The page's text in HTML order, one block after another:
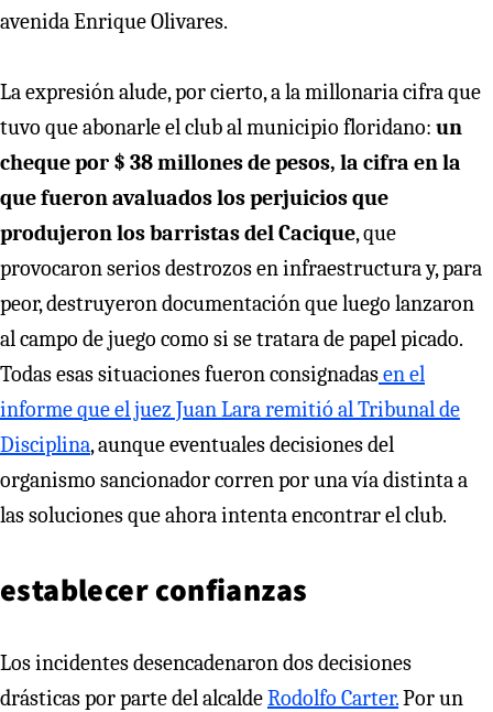
avenida Enrique Olivares.
La expresión alude, por cierto, a la millonaria cifra que
tuvo que abonarle el club al municipio floridano: un
cheque por $ 38 millones de pesos, la cifra en la
que fueron avaluados los perjuicios que
produjeron los barristas del Cacique, que
provocaron serios destrozos en infraestructura y, para
peor, destruyeron documentación que luego lanzaron
al campo de juego como si se tratara de papel picado.
Todas esas situaciones fueron consignadasen el
informe que el juez Juan Lara remitió al Tribunal de
Disciplina, aunque eventuales decisiones del
organismo sancionador corren por una vía distinta a
las soluciones que ahora intenta encontrar el club.
establecer confianzas
Los incidentes desencadenaron dos decisiones
drásticas por parte del alcaldeRodolfo Carter.Por un